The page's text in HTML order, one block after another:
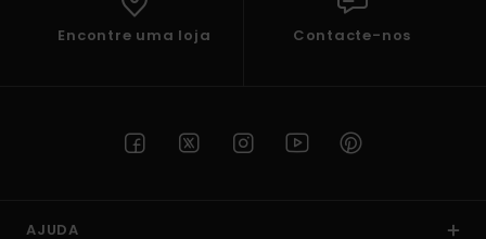
Encontre uma loja Contacte-nos
AJUDA